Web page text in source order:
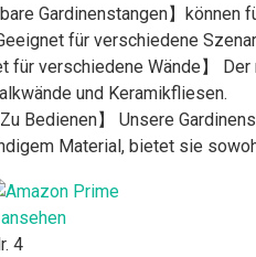
Gardinenstangen】
für verschiedene
für verschiedene Wände】
und Keramikfliesen.
Zu Bedienen】 Unsere
Material, bietet sie
4